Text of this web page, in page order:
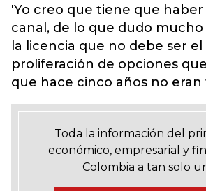
'Yo creo que tiene que
canal, de lo que dudo mucho
la licencia que no debe ser
proliferación de opciones
que hace cinco años no
Toda la información del
económico, empresarial y
Colombia a tan solo